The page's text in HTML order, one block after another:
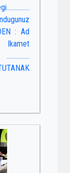
: Ad
: ……………